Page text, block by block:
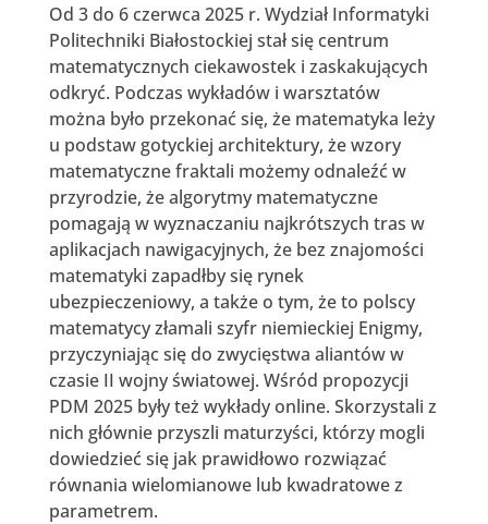
Od 3 do 6 czerwca 2025 r. Wydział Informatyki
Politechniki Białostockiej stał się centrum
matematycznych ciekawostek i zaskakujących
odkryć. Podczas wykładów i warsztatów
można było przekonać się, że matematyka leży
u podstaw gotyckiej architektury, że wzory
matematyczne fraktali możemy odnaleźć w
przyrodzie, że algorytmy matematyczne
pomagają w wyznaczaniu najkrótszych tras w
aplikacjach nawigacyjnych, że bez znajomości
matematyki zapadłby się rynek
ubezpieczeniowy, a także o tym, że to polscy
matematycy złamali szyfr niemieckiej Enigmy,
przyczyniając się do zwycięstwa aliantów w
czasie II wojny światowej. Wśród propozycji
PDM 2025 były też wykłady online. Skorzystali z
nich głównie przyszli maturzyści, którzy mogli
dowiedzieć się jak prawidłowo rozwiązać
równania wielomianowe lub kwadratowe z
parametrem.